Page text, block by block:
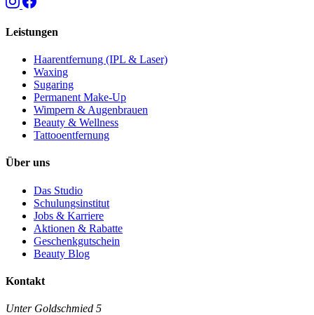
Leistungen
Haarentfernung (IPL & Laser)
Waxing
Sugaring
Permanent Make-Up
Wimpern & Augenbrauen
Beauty & Wellness
Tattooentfernung
Über uns
Das Studio
Schulungsinstitut
Jobs & Karriere
Aktionen & Rabatte
Geschenkgutschein
Beauty Blog
Kontakt
Unter Goldschmied 5